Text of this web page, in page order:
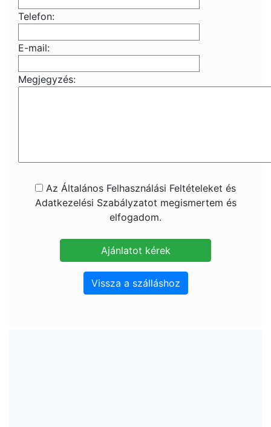
Telefon:
E-mail:
Megjegyzés:
Az Általános Felhasználási Feltételeket és
Adatkezelési Szabályzatot megismertem és
elfogadom.
Vissza a szálláshoz